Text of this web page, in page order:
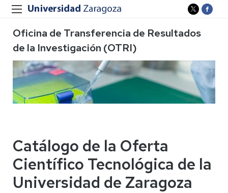
Oficina de Transferencia de Resultados
de la Investigación (OTRI)
Catálogo de la Oferta
Científico Tecnológica de la
Universidad de Zaragoza